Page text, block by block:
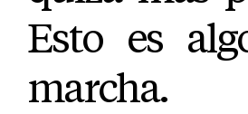
Esto es
marcha.